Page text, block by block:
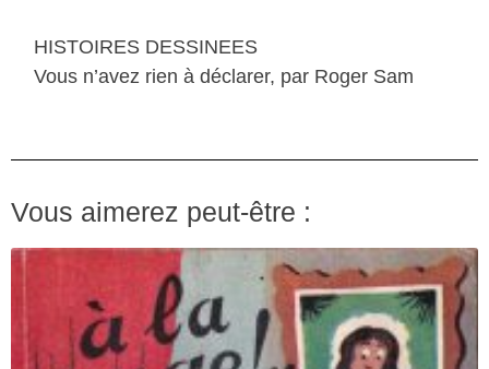
HISTOIRES DESSINEES
Vous n’avez rien à déclarer, par Roger Sam
Vous aimerez peut-être :